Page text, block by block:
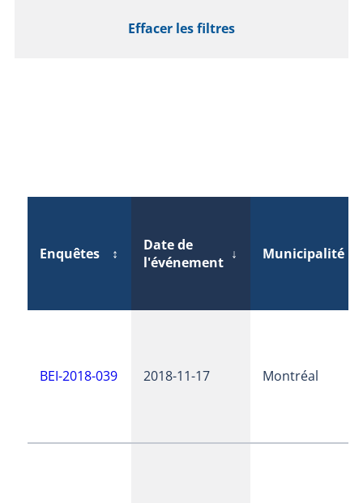
Effacer les filtres
Enquêtes ↕
Date de
l'événement ↓ Municipalité
BEI-2018-039 2018-11-17 Montréal